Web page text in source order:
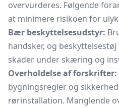
overvurderes. Følgende
at minimere risikoen for
Bær beskyttelsesudstyr:
handsker, og
skader under skæring og
Overholdelse af forskrifter:
bygningsregler og
rørinstallation. Manglende